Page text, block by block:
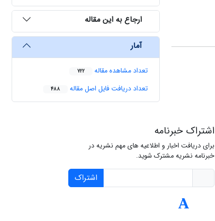
ارجاع به این مقاله
آمار
تعداد مشاهده مقاله 722
تعداد دریافت فایل اصل مقاله 488
اشتراک خبرنامه
برای دریافت اخبار و اطلاعیه های مهم نشریه در
خبرنامه نشریه مشترک شوید.
اشتراک